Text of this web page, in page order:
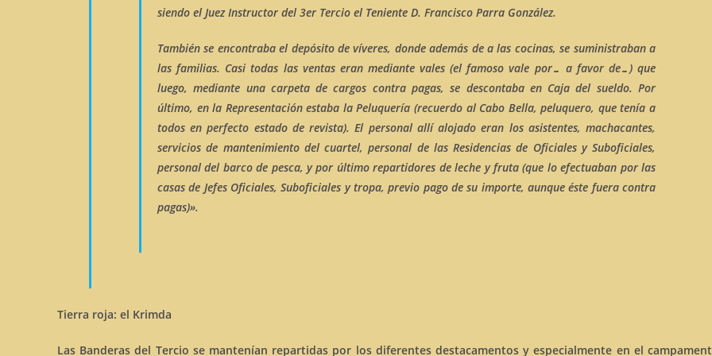
siendo el Juez Instructor del 3er Tercio el Teniente D. Francisco Parra González.
También se encontraba el depósito de víveres, donde además de a las cocinas, se suministraban a
las familias. Casi todas las ventas eran mediante vales (el famoso vale por… a favor de…) que
luego, mediante una carpeta de cargos contra pagas, se descontaba en Caja del sueldo. Por
último, en la Representación estaba laPeluquería (recuerdo al Cabo Bella, peluquero, que tenía a
todos enperfecto estado de revista). El personal allí alojado eran los asistentes, machacantes,
servicios de mantenimiento del cuartel, personal de las Residencias de Oficiales y Suboficiales,
personal del barco de pesca, y por último repartidores de leche y fruta (que lo efectuaban por las
casas de Jefes Oficiales, Suboficiales y tropa, previo pago de su importe, aunque éste fuera contra
pagas)».
Tierra roja: el Krimda
Las Banderas del Tercio se mantenían repartidas por los diferentes destacamentos y especialmente en el